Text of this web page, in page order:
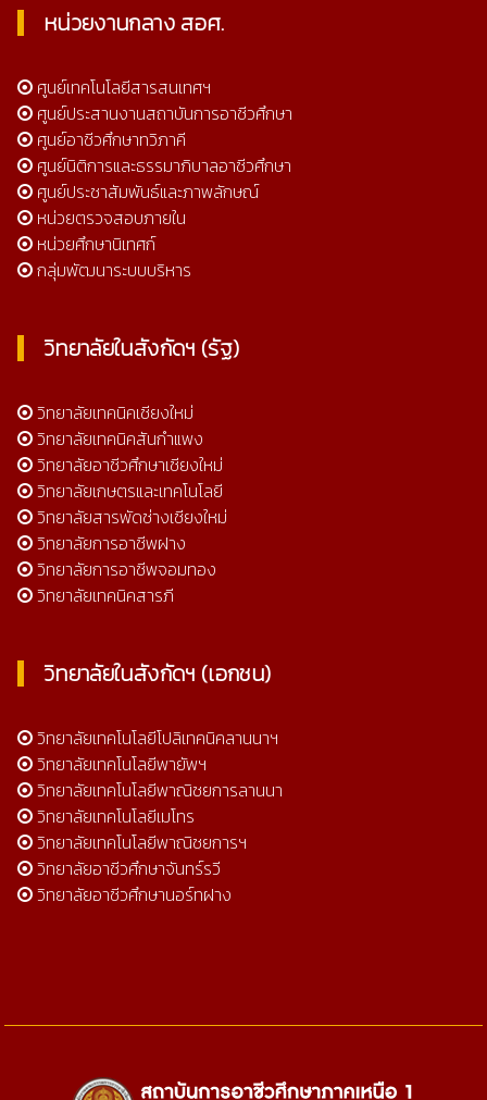
หน่วยงานกลาง สอศ.
ศูนย์เทคโนโลยีสารสนเทศฯ
ศูนย์ประสานงานสถาบันการอาชีวศึกษา
ศูนย์อาชีวศึกษาทวิภาคี
ศูนย์นิติการและธรรมาภิบาลอาชีวศึกษา
ศูนย์ประชาสัมพันธ์และภาพลักษณ์
หน่วยตรวจสอบภายใน
หน่วยศึกษานิเทศก์
กลุ่มพัฒนาระบบบริหาร
วิทยาลัยในสังกัดฯ (รัฐ)
วิทยาลัยเทคนิคเชียงใหม่
วิทยาลัยเทคนิคสันกำแพง
วิทยาลัยอาชีวศึกษาเชียงใหม่
วิทยาลัยเกษตรและเทคโนโลยี
วิทยาลัยสารพัดช่างเชียงใหม่
วิทยาลัยการอาชีพฝาง
วิทยาลัยการอาชีพจอมทอง
วิทยาลัยเทคนิคสารภี
วิทยาลัยในสังกัดฯ (เอกชน)
วิทยาลัยเทคโนโลยีโปลิเทคนิคลานนาฯ
วิทยาลัยเทคโนโลยีพายัพฯ
วิทยาลัยเทคโนโลยีพาณิชยการลานนา
วิทยาลัยเทคโนโลยีเมโทร
วิทยาลัยเทคโนโลยีพาณิชยการฯ
วิทยาลัยอาชีวศึกษาจันทร์รวี
วิทยาลัยอาชีวศึกษานอร์ทฝาง